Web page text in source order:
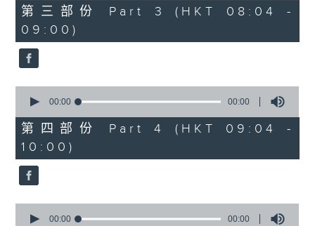
0
seconds
第三部份 Part 3 (HKT 08:04 -
09:00)
seconds
0
seconds
00:00 00:00
第四部份 Part 4 (HKT 09:04 -
10:00)
seconds
00:00 00:00